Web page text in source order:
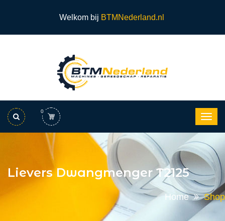
Welkom bij BTMNederland.nl
0
Lievers Dwangmenger T2125
HomeShop